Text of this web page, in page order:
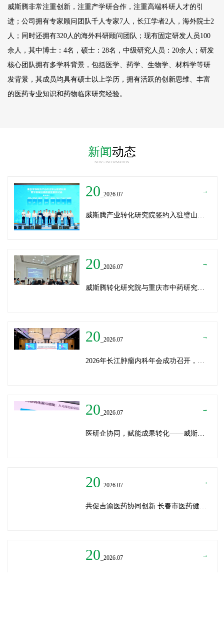
威斯腾非常注重创新，注重产学研合作，注重高端科研人才的引
进；公司拥有专家顾问团队千人专家7人，长江学者2人，海外院士2
人；同时还拥有320人的海外科研顾问团队；现有固定研发人员100
余人，其中博士：4名，硕士：28名，中级研究人员：20余人；研发
核心团队拥有多学科背景，包括医学、药学、生物学、材料学等研
发背景，其成员均具有硕士以上学历，拥有活跃的创新思维、丰富
的医药专业知识和药物临床研究经验。
新闻动态
NEWS INFORMATION
20 _2026.07 →
20 _2026.07 →
威斯腾转化研究院与重庆市中药研究院深化战略合作，共筑中医药产学研创新生态
20 _2026.07 →
20 _2026.07 →
20 _2026.07 →
共促吉渝医药协同创新 长春市医药健康局与威斯腾生物走访重庆两江生命科技城
20 _2026.07 →